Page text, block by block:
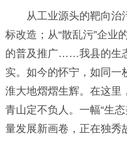
从工业源头的靶向治
标改造；从“散乱污”企业
的普及推广……我县的生
实。如今的怀宁，如同一
淮大地熠熠生辉。在这里
青山定不负人。一幅“生
量发展新画卷，正在独